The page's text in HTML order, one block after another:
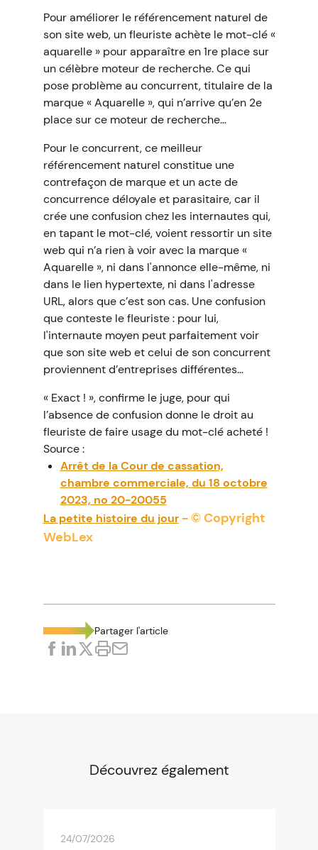
Pour améliorer le référencement naturel de
son site web, un fleuriste achète le mot-clé «
aquarelle » pour apparaître en 1re place sur
un célèbre moteur de recherche. Ce qui
pose problème au concurrent, titulaire de la
marque « Aquarelle », qui n’arrive qu’en 2e
place sur ce moteur de recherche…
Pour le concurrent, ce meilleur
référencement naturel constitue une
contrefaçon de marque et un acte de
concurrence déloyale et parasitaire, car il
crée une confusion chez les internautes qui,
en tapant le mot-clé, voient ressortir un site
web qui n’a rien à voir avec la marque «
Aquarelle », ni dans l'annonce elle-même, ni
dans le lien hypertexte, ni dans l'adresse
URL, alors que c’est son cas. Une confusion
que conteste le fleuriste : pour lui,
l'internaute moyen peut parfaitement voir
que son site web et celui de son concurrent
proviennent d’entreprises différentes…
« Exact ! », confirme le juge, pour qui
l’absence de confusion donne le droit au
fleuriste de faire usage du mot-clé acheté !
Source :
Arrêt de la Cour de cassation,
chambre commerciale, du 18 octobre
2023, no 20-20055
La petite histoire du jour- © Copyright
WebLex
Partager l'article
Découvrez également
24/07/2026